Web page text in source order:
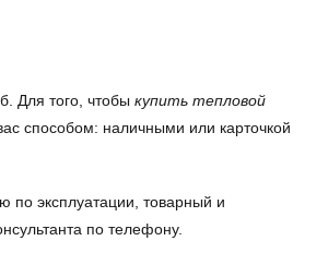
Для того, чтобы купить тепловой
способом: наличными или карточкой
по эксплуатации, товарный и
по телефону.